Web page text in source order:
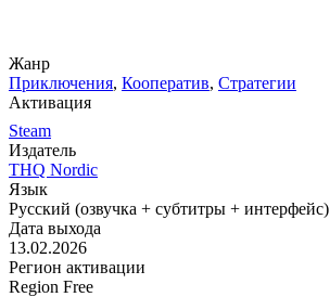
Жанр
Приключения, Кооператив, Стратегии
Активация
Steam
Издатель
THQ Nordic
Язык
Русский (озвучка + субтитры + интерфейс)
Дата выхода
13.02.2026
Регион активации
Region Free